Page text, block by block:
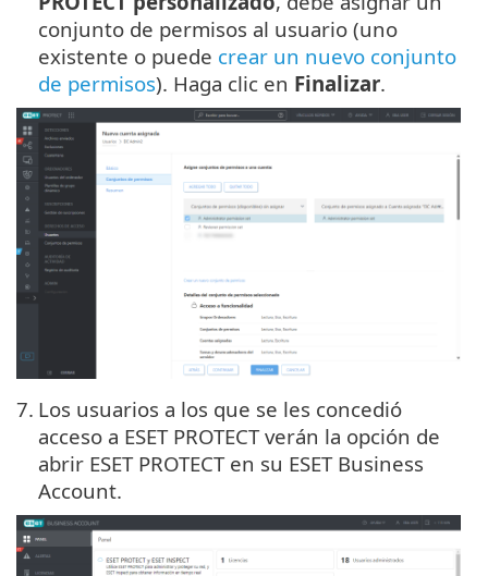
conjunto de permisos al usuario (uno
existente o puede crear un nuevo conjunto
de permisos). Haga clic en Finalizar.
7. Los usuarios a los que se les concedió
acceso a ESET PROTECT verán la opción de
abrir ESET PROTECT en su ESET Business
Account.